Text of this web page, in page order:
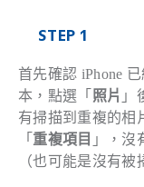
STEP 1
首先確認 iPhone
本，點選「 照片 」
有掃描到重複的相
「 重複項目 」，沒
（也可能是沒有被